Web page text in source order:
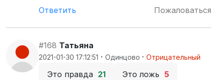
Ответить
Пожаловаться
#168 Татьяна
2021-01-30 17:12:51 · Одинцово · Отрицательный
Это правда 21 Это ложь 5